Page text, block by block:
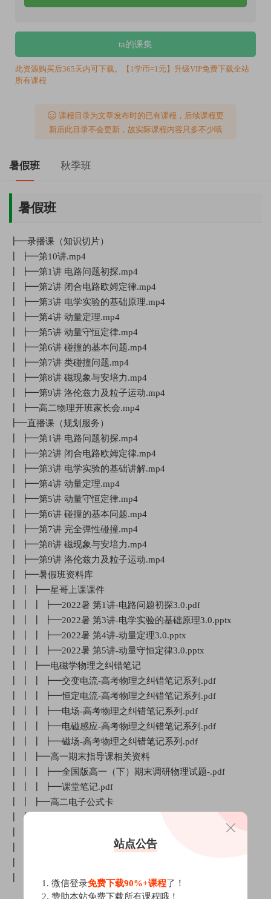
ta的课集
此资源购买后365天内可下载。【1学币=1元】升级VIP免费下载全站
所有课程
课程目录为文章发布时的已有课程，后续课程更
新后此目录不会更新，故实际课程内容只多不少哦
暑假班 秋季班
暑假班
┣━录播课（知识切片）
┃ ┣━第10讲.mp4
┃ ┣━第1讲 电路问题初探.mp4
┃ ┣━第2讲 闭合电路欧姆定律.mp4
┃ ┣━第3讲 电学实验的基础原理.mp4
┃ ┣━第4讲 动量定理.mp4
┃ ┣━第5讲 动量守恒定律.mp4
┃ ┣━第6讲 碰撞的基本问题.mp4
┃ ┣━第7讲 类碰撞问题.mp4
┃ ┣━第8讲 磁现象与安培力.mp4
┃ ┣━第9讲 洛伦兹力及粒子运动.mp4
┃ ┣━高二物理开班家长会.mp4
┣━直播课（规划服务）
┃ ┣━第1讲 电路问题初探.mp4
┃ ┣━第2讲 闭合电路欧姆定律.mp4
┃ ┣━第3讲 电学实验的基础讲解.mp4
┃ ┣━第4讲 动量定理.mp4
┃ ┣━第5讲 动量守恒定律.mp4
┃ ┣━第6讲 碰撞的基本问题.mp4
┃ ┣━第7讲 完全弹性碰撞.mp4
┃ ┣━第8讲 磁现象与安培力.mp4
┃ ┣━第9讲 洛伦兹力及粒子运动.mp4
┃ ┣━暑假班资料库
┃ ┃ ┣━星哥上课课件
┃ ┃ ┃ ┣━2022暑 第1讲-电路问题初探3.0.pdf
┃ ┃ ┃ ┣━2022暑 第3讲-电学实验的基础原理3.0.pptx
┃ ┃ ┃ ┣━2022暑 第4讲-动量定理3.0.pptx
┃ ┃ ┃ ┣━2022暑 第5讲-动量守恒定律3.0.pptx
┃ ┃ ┣━电磁学物理之纠错笔记
┃ ┃ ┃ ┣━交变电流-高考物理之纠错笔记系列.pdf
┃ ┃ ┃ ┣━恒定电流-高考物理之纠错笔记系列.pdf
┃ ┃ ┃ ┣━电场-高考物理之纠错笔记系列.pdf
┃ ┃ ┃ ┣━电磁感应-高考物理之纠错笔记系列.pdf
┃ ┃ ┃ ┣━磁场-高考物理之纠错笔记系列.pdf
┃ ┃ ┣━高一期末指导课相关资料
┃ ┃ ┃ ┣━全国版高一（下）期末调研物理试题-.pdf
┃ ┃ ┃ ┣━课堂笔记.pdf
┃ ┃ ┣━高二电子公式卡
┃ ┃ ┃ ┣━交变电流.pdf
┃ ┃ ┃ ┣━静电场.pdf
站点公告
1. 微信登录免费下载90%+课程了！
2. 赞助本站免费下载所有课程哦！